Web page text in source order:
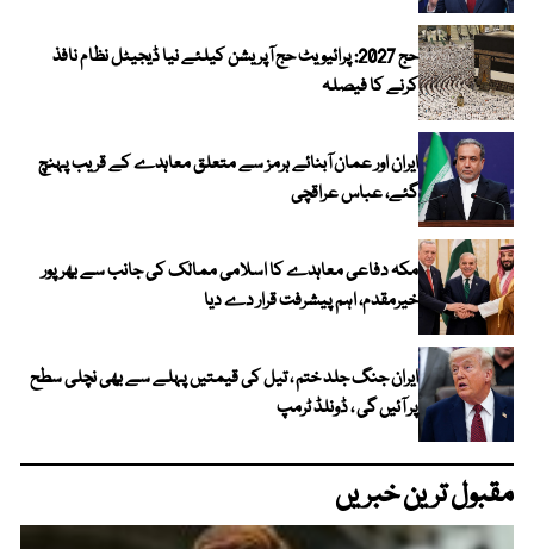
حج 2027: پرائیویٹ حج آپریشن کیلئے نیا ڈیجیٹل نظام نافذ
کرنے کا فیصلہ
ایران اور عمان آبنائے ہرمز سے متعلق معاہدے کے قریب پہنچ
گئے، عباس عراقچی
مکہ دفاعی معاہدے کا اسلامی ممالک کی جانب سے بھرپور
خیرمقدم، اہم پیشرفت قرار دے دیا
ایران جنگ جلد ختم ، تیل کی قیمتیں پہلے سے بھی نچلی سطح
پر آئیں گی ، ڈونلڈ ٹرمپ
مقبول ترین خبریں